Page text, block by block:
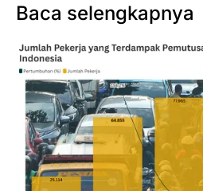
Baca selengkapnya